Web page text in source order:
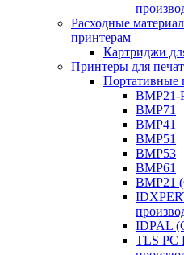
Расходные
принтерам
Картриджи
Принтеры для
Портативные
BMP21-
BMP71
BMP41
BMP51
BMP53
BMP61
BMP21
IDPAL
TLS PC